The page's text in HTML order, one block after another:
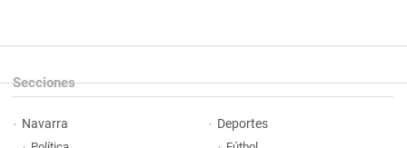
Secciones
Navarra Deportes